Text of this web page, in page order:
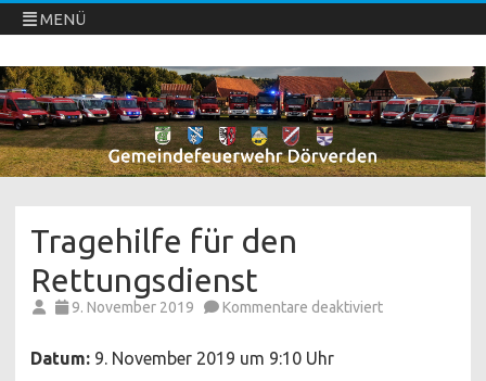
MENÜ
Freiwillige Feuerwehren Dörverden
Direkt
zum
Inhalt
springen
Tragehilfe für den
Rettungsdienst
9. November 2019 Kommentare deaktiviertfür
Datum: 9. November 2019 um 9:10 Uhr